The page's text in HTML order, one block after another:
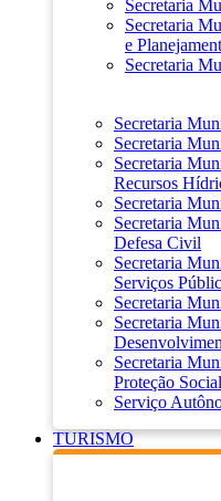
Secretaria
Secretaria
e
Secretaria
Secretaria
Secretaria
Secretaria
Recursos
Secretaria
Secretaria
Defesa Civil
Secretaria
Serviços
Secretaria
Secretaria
Secretaria
Proteção Social
Serviço
TURISMO